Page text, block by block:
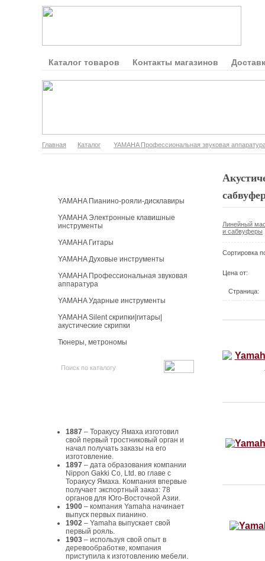
Каталог товаров Контакты магазинов
Главная Каталог YAMAHA Профессиональная звуковая
YAMAHA Пианино-рояли-дисклавиры
YAMAHA Электронные клавишные
инструменты
YAMAHA Гитары
YAMAHA Духовые инструменты
YAMAHA Профессиональная звуковая
аппаратура
YAMAHA Ударные инструменты
YAMAHA Silent скрипки|гитары|
акустические скрипки
Тюнеры, метрономы
1887 – Торакусу Ямаха изготовил
свой первый тростниковый орган и
начал получать заказы на его
изготовление.
1897 – дата образования компании
Nippon Gakki Co, Ltd. во главе с
Торакусу Ямаха. Компания впервые
получает экспортный заказ: 78
органов для Юго-Восточной Азии.
1900 – компания Yamaha начинает
выпуск первых пианино.
1902 – Yamaha выпускает свой
первый рояль.
1903 – используя свой опыт в
деревообработке, компания
приступила к изготовлению мебели.
Линейный
и сабвуферы
Сортировка
Цена от:
Страница: